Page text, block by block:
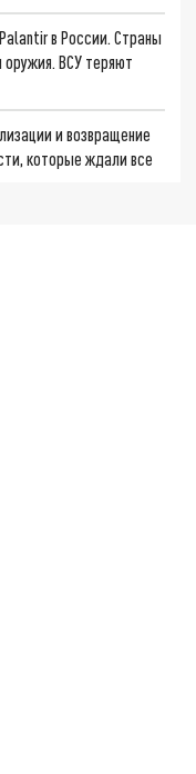
в России. Страны
оружия. ВСУ теряют
и возвращение
которые ждали все